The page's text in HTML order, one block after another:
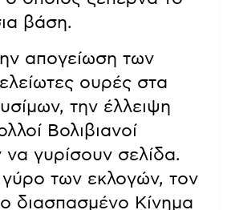
βάση.
απογείωση των
ουρές στα
την έλλειψη
Βολιβιανοί
γυρίσουν σελίδα.
των εκλογών, τον
διασπασμένο Κίνημα